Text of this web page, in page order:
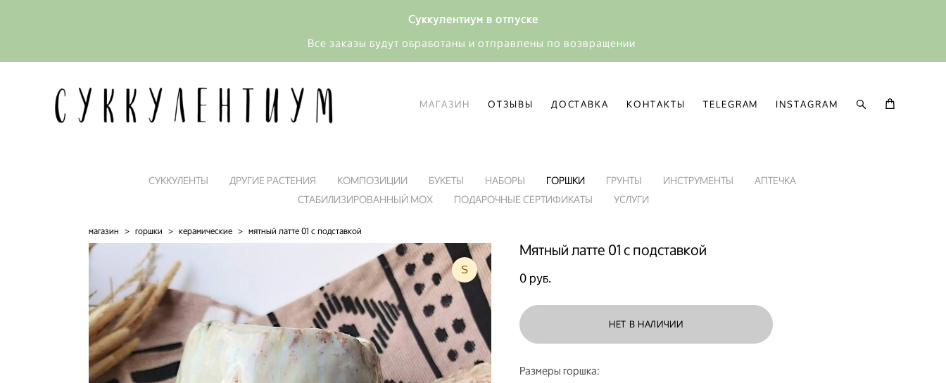
Суккулентиум в отпуске
Все заказы будут обработаны и отправлены по возвращении
МАГАЗИН ОТЗЫВЫ ДОСТАВКА КОНТАКТЫ TELEGRAM INSTAGRAM
МАГАЗИН ОТЗЫВЫ ДОСТАВКА КОНТАКТЫ
СУККУЛЕНТЫ ДРУГИЕ РАСТЕНИЯ КОМПОЗИЦИИ БУКЕТЫ НАБОРЫ ГОРШКИ ГРУНТЫ ИНСТРУМЕНТЫ
АПТЕЧКА
СТАБИЛИЗИРОВАННЫЙ МОХ
ПОДАРОЧНЫЕ СЕРТИФИКАТЫ УСЛУГИ
магазин > горшки > керамические > мятный латте 01 с подставкой
S
Мятный латте 01 с подставкой
0 pуб.
НЕТ В НАЛИЧИИ
Размеры горшка: